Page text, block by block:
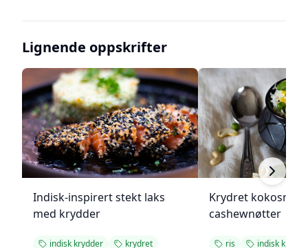
Lignende oppskrifter
Indisk-inspirert stekt laks
med krydder
indisk krydder krydret
Krydret kokosris
cashewnøtter
ris indisk